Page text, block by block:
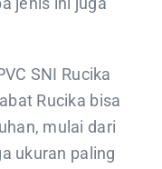
SNI Rucika
Rucika bisa
mulai dari
ukuran paling